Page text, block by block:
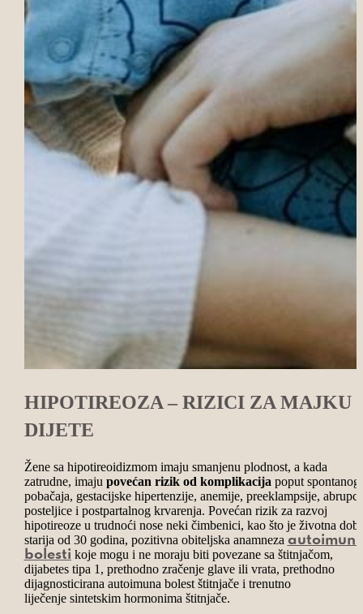
HIPOTIREOZA – RIZICI ZA MAJKU I
DIJETE
Žene sa hipotireoidizmom imaju smanjenu plodnost, a kada
zatrudne, imaju povećan rizik od komplikacija poput spontanog
pobačaja, gestacijske hipertenzije, anemije, preeklampsije,
posteljice i postpartalnog krvarenja. Povećan rizik za razvoj
hipotireoze u trudnoći nose neki čimbenici, kao što je životna dob
starija od 30 godina, pozitivna obiteljska anamneza
bolesti koje mogu i ne moraju biti povezane sa štitnjačom,
dijabetes tipa 1, prethodno zračenje glave ili vrata, prethodno
dijagnosticirana autoimuna bolest štitnjače i trenutno
liječenje sintetskim hormonima štitnjače.